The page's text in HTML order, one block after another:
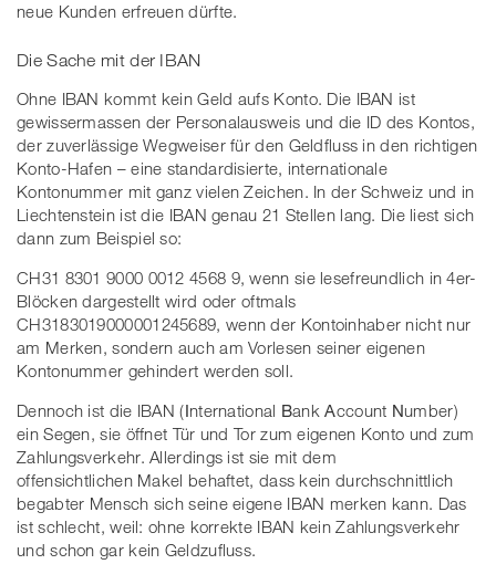
neue Kunden erfreuen dürfte.
Die Sache mit der IBAN
Ohne IBAN kommt kein Geld aufs Konto. Die IBAN ist
gewissermassen der Personalausweis und die ID des Kontos,
der zuverlässige Wegweiser für den Geldfluss in den richtigen
Konto-Hafen – eine standardisierte, internationale
Kontonummer mit ganz vielen Zeichen. In der Schweiz und in
Liechtenstein ist die IBAN genau 21 Stellen lang. Die liest sich
dann zum Beispiel so:
CH31 8301 9000 0012 4568 9, wenn sie lesefreundlich in 4er-
Blöcken dargestellt wird oder oftmals
CH3183019000001245689, wenn der Kontoinhaber nicht nur
am Merken, sondern auch am Vorlesen seiner eigenen
Kontonummer gehindert werden soll.
Dennoch ist die IBAN (International BankAccount Number)
ein Segen, sie öffnet Tür und Tor zum eigenen Konto und zum
Zahlungsverkehr. Allerdings ist sie mit dem
offensichtlichen Makel behaftet, dass kein durchschnittlich
begabter Mensch sich seine eigene IBAN merken kann. Das
ist schlecht, weil: ohne korrekte IBAN kein Zahlungsverkehr
und schon gar kein Geldzufluss.